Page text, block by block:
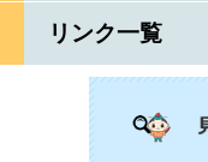
リンク一覧